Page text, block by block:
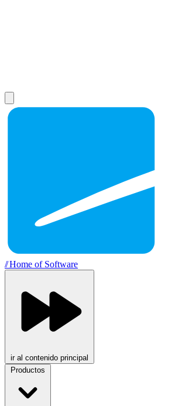
//Home of Software
ir al contenido principal
Productos